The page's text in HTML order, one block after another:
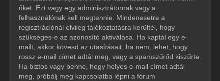
őket. Ezt vagy egy adminisztrátornak vagy a
felhasználónak kell megtennie. Mindenesetre a
regisztrációnál elvileg tájékoztatásra kerültél, hogy
szükséges-e az azonosító aktiválása. Ha kaptál egy e-
mailt, akkor kövesd az utasításait, ha nem, lehet, hogy
rossz e-mail címet adtál meg, vagy a spamszűrőd kiszűrte.
Ha biztos vagy benne, hogy helyes e-mail címet adtál
meg, próbálj meg kapcsolatba lépni a fórum